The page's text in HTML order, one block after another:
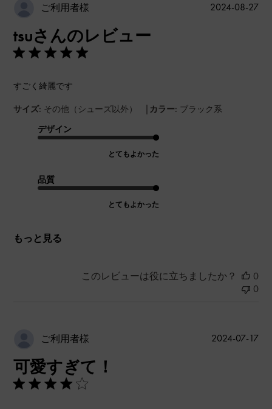
ご利用者様
tsuさんのレビュー
すごく綺麗です
サイズ: その他（シューズ以外） | カラー: ブラック系
デザイン
とてもよかった
品質
とてもよかった
もっと見る
公
2024-08-27
このレビューは役に立ちましたか？
0
0
ご利用者様
可愛すぎて！
公
2024-07-17